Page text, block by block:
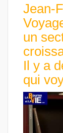
Jean-
un
Il y a
qui